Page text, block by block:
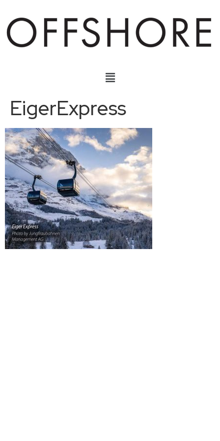
EigerExpress